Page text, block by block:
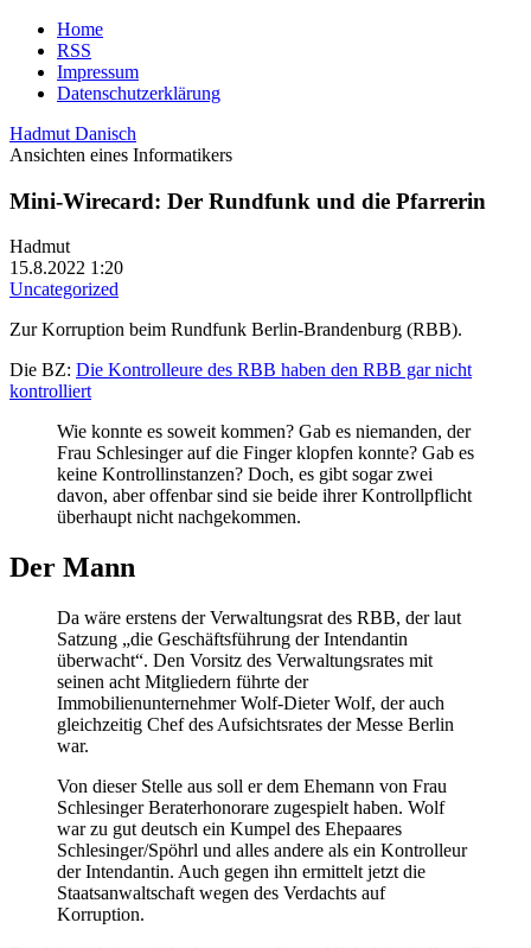
Home
RSS
Impressum
Datenschutzerklärung
Hadmut Danisch
Ansichten eines Informatikers
Mini-Wirecard: Der Rundfunk und die Pfarrerin
Hadmut
15.8.2022 1:20
Uncategorized
Zur Korruption beim Rundfunk Berlin-Brandenburg (RBB).
Die BZ: Die Kontrolleure des RBB haben den RBB gar nicht
kontrolliert
Wie konnte es soweit kommen? Gab es niemanden, der
Frau Schlesinger auf die Finger klopfen konnte? Gab es
keine Kontrollinstanzen? Doch, es gibt sogar zwei
davon, aber offenbar sind sie beide ihrer Kontrollpflicht
überhaupt nicht nachgekommen.
Der Mann
Da wäre erstens der Verwaltungsrat des RBB, der laut
Satzung „die Geschäftsführung der Intendantin
überwacht“. Den Vorsitz des Verwaltungsrates mit
seinen acht Mitgliedern führte der
Immobilienunternehmer Wolf-Dieter Wolf, der auch
gleichzeitig Chef des Aufsichtsrates der Messe Berlin
war.
Von dieser Stelle aus soll er dem Ehemann von Frau
Schlesinger Beraterhonorare zugespielt haben. Wolf
war zu gut deutsch ein Kumpel des Ehepaares
Schlesinger/Spöhrl und alles andere als ein Kontrolleur
der Intendantin. Auch gegen ihn ermittelt jetzt die
Staatsanwaltschaft wegen des Verdachts auf
Korruption.